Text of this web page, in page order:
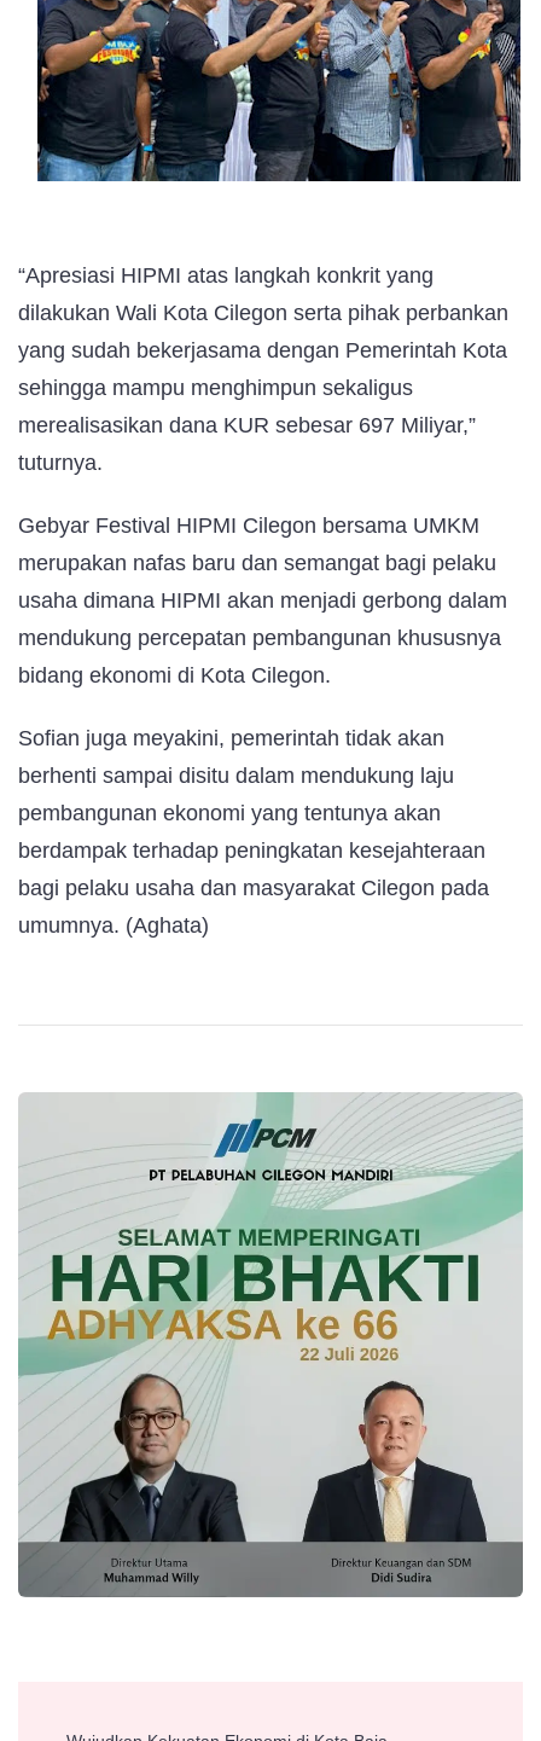
“Apresiasi HIPMI atas langkah konkrit yang
dilakukan Wali Kota Cilegon serta pihak perbankan
yang sudah bekerjasama dengan Pemerintah Kota
sehingga mampu menghimpun sekaligus
merealisasikan dana KUR sebesar 697 Miliyar,”
tuturnya.
Gebyar Festival HIPMI Cilegon bersama UMKM
merupakan nafas baru dan semangat bagi pelaku
usaha dimana HIPMI akan menjadi gerbong dalam
mendukung percepatan pembangunan khususnya
bidang ekonomi di Kota Cilegon.
Sofian juga meyakini, pemerintah tidak akan
berhenti sampai disitu dalam mendukung laju
pembangunan ekonomi yang tentunya akan
berdampak terhadap peningkatan kesejahteraan
bagi pelaku usaha dan masyarakat Cilegon pada
umumnya. (Aghata)